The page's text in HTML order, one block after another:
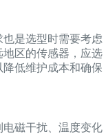
是选型时需要考虑
区的传感器，应选
低维护成本和确保
磁干扰、温度变化